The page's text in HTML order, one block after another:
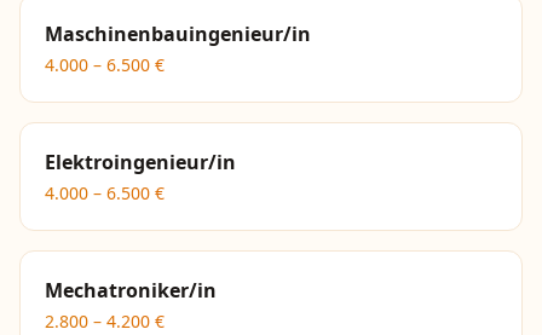
Maschinenbauingenieur/in
4.000 – 6.500 €
Elektroingenieur/in
4.000 – 6.500 €
Mechatroniker/in
2.800 – 4.200 €